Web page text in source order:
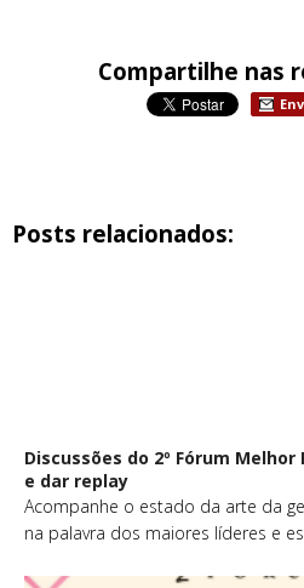
Compartilhe nas
Posts relacionados:
Discussões do 2º Fórum
e dar replay
Acompanhe o estado da arte da
na palavra dos maiores líderes e